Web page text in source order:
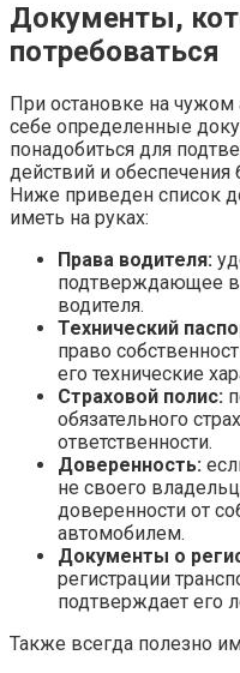
Документы,
потребоваться
При остановке на
себе определенные
понадобиться для
действий и обеспечения
Ниже приведен список
иметь на руках:
Права водителя:
подтверждающее
водителя.
Технический
право
его технические
Страховой полис:
обязательного
ответственности.
Доверенность:
не своего
доверенности от
автомобилем.
Документы о
регистрации
подтверждает его
Также всегда полезно